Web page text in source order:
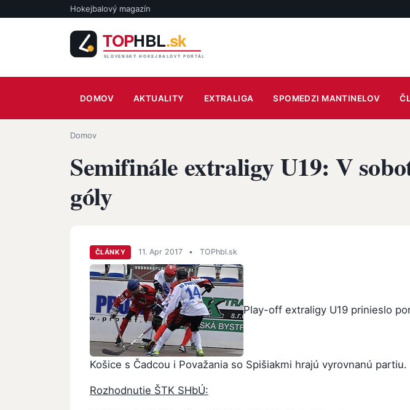
Skočiť na hlavný obsahHokejbalový magazín
Main navigation
DOMOV AKTUALITY EXTRALIGA SPOMEDZI MANTINELOV
Omrvinka
Domov
Semifinále extraligy U19: V
góly
ČLÁNKY 11. Apr 2017 • TOPhbl.sk
Play-off extraligy U19 prinieslo
Košice s Čadcou i Považania so Spišiakmi hrajú vyrovnanú partiu.
Rozhodnutie ŠTK SHbÚ: